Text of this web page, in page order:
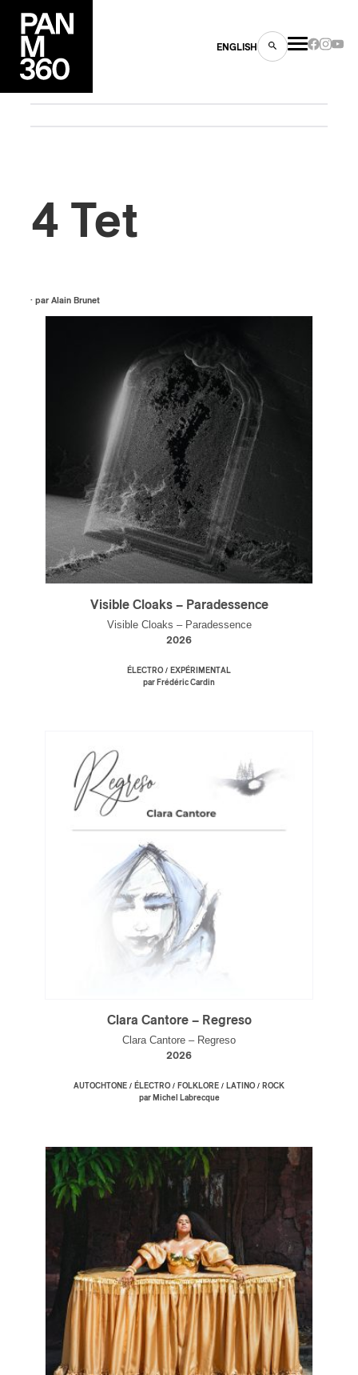
ENGLISH
4 Tet
· parAlain Brunet
Visible Cloaks – Paradessence
Visible Cloaks – Paradessence
2026
ÉLECTRO / EXPÉRIMENTAL
par Frédéric Cardin
Clara Cantore – Regreso
Clara Cantore – Regreso
2026
AUTOCHTONE / ÉLECTRO / FOLKLORE / LATINO / ROCK
par Michel Labrecque